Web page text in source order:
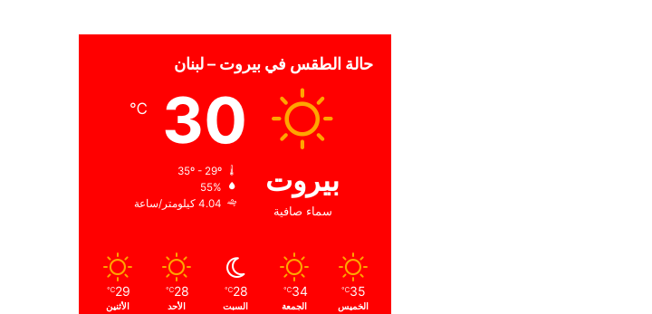
حالة الطقس في بيروت – لبنان
بيروت
سماء صافية
30
℃
55%
4.04 كيلومتر/ساعة
35
℃
الخميس
34
℃
الجمعة
28
℃
السبت
28
℃
الأحد
29
℃
الأثنين